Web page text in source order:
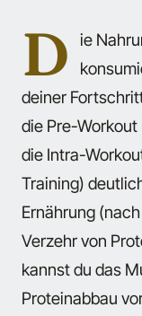
D
ie
deiner
die Pre-Workout
die Intra-
Training)
Ernährung
Verzehr von
kannst du das
Proteinabbau